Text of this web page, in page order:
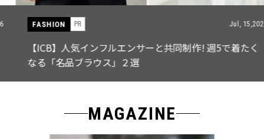
FASHION PR Jul, 15,2026
【ICB】人気インフルエンサーと共同制作! 週5で着たく
なる「名品ブラウス」２選
MAGAZINE